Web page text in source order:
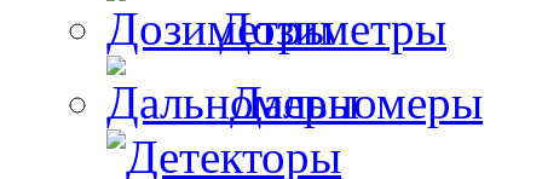
Дозиметры
Дальномеры